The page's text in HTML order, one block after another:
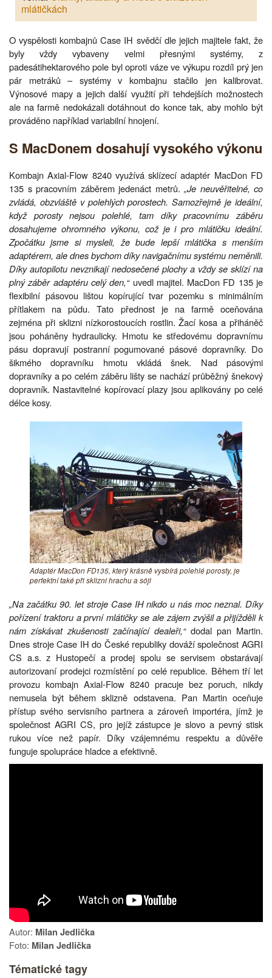
mlátičkách
O vyspělosti kombajnů Case IH svědčí dle jejich majitele fakt, že
byly vždy vybaveny velmi přesnými systémy, z
padesátihektarového pole byl oproti váze ve výkupu rozdíl prý jen
pár metráků – systémy v kombajnu stačilo jen kalibrovat.
Výnosové mapy a jejich další využití při tehdejších možnostech
ale na farmě nedokázali dotáhnout do konce tak, aby mohlo být
prováděno například variabilní hnojení.
S MacDonem dosahují vysokého výkonu
Kombajn Axial-Flow 8240 využívá sklízecí adaptér MacDon FD
135 s pracovním záběrem jedenáct metrů. „Je neuvěřitelné, co
zvládá, obzvláště v polehlých porostech. Samozřejmě je ideální,
když porosty nejsou polehlé, tam díky pracovnímu záběru
dosahujeme ohromného výkonu, což je i pro mlátičku ideální.
Zpočátku jsme si mysleli, že bude lepší mlátička s menším
adaptérem, ale dnes bychom díky navigačnímu systému neměnili.
Díky autopilotu nevznikají nedosečené plochy a vždy se sklízí na
plný záběr adaptéru celý den,“ uvedl majitel. MacDon FD 135 je
flexibilní pásovou lištou kopírující tvar pozemku s minimálním
přítlakem na půdu. Tato přednost je na farmě oceňována
zejména při sklizni nízkorostoucích rostlin. Žací kosa a přiháněč
jsou poháněny hydraulicky. Hmotu ke středovému dopravnímu
pásu dopravují postranní pogumované pásové dopravníky. Do
šikmého dopravníku hmotu vkládá šnek. Nad pásovými
dopravníky a po celém záběru lišty se nachází průběžný šnekový
dopravník. Nastavitelné kopírovací plazy jsou aplikovány po celé
délce kosy.
Adaptér MacDon FD135, který krásně vysbírá polehlé porosty, je
perfektní také při sklizni hrachu a sóji
„Na začátku 90. let stroje Case IH nikdo u nás moc neznal. Díky
pořízení traktoru a první mlátičky se ale zájem zvýšil a přijížděli k
nám získávat zkušenosti začínající dealeři,“dodal pan Martin.
Dnes stroje Case IH do České republiky dováží společnost AGRI
CS a.s. z Hustopečí a prodej spolu se servisem obstarávají
autorizovaní prodejci rozmístění po celé republice. Během tří let
provozu kombajn Axial-Flow 8240 pracuje bez poruch, nikdy
nemusela být během sklizně odstavena. Pan Martin oceňuje
přístup svého servisního partnera a zároveň importéra, jímž je
společnost AGRI CS, pro jejíž zástupce je slovo a pevný stisk
rukou více než papír. Díky vzájemnému respektu a důvěře
funguje spolupráce hladce a efektivně.
Autor: Milan Jedlička
Foto: Milan Jedlička
Tématické tagy